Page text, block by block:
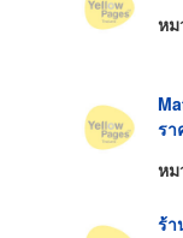
หม
รา
หม
ร้า